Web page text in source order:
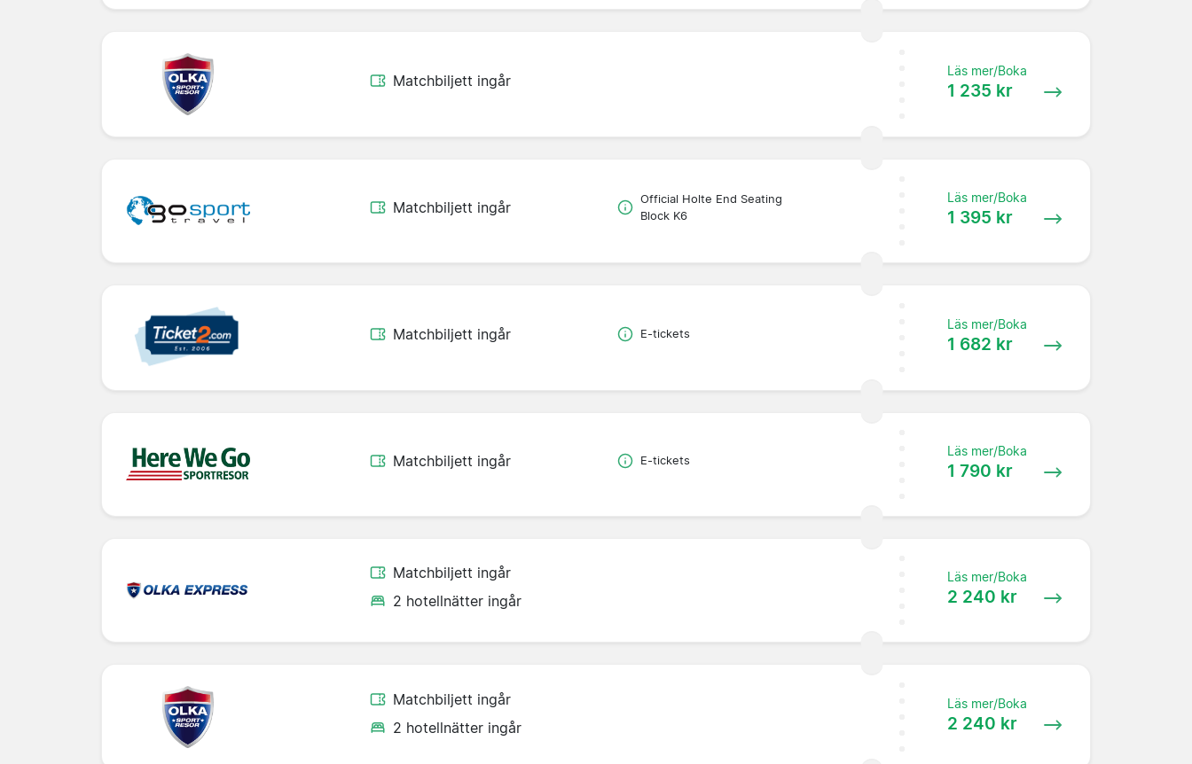
Matchbiljett ingår
Läs mer/Boka
1 235 kr
Matchbiljett ingår
Official Holte End Seating
Block K6
Läs mer/Boka
1 395 kr
Matchbiljett ingår E-tickets
Läs mer/Boka
1 682 kr
Matchbiljett ingår E-tickets
Läs mer/Boka
1 790 kr
Matchbiljett ingår
2 hotellnätter ingår
Läs mer/Boka
2 240 kr
Matchbiljett ingår
2 hotellnätter ingår
Läs mer/Boka
2 240 kr